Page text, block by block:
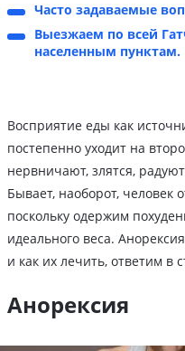
Часто задаваемые
Выезжаем по всей
населенным пунктам.
Восприятие еды как
постепенно уходит на
нервничают, злятся,
Бывает, наоборот, человек
поскольку одержим
идеального веса.
и как их лечить, ответим в
Анорексия